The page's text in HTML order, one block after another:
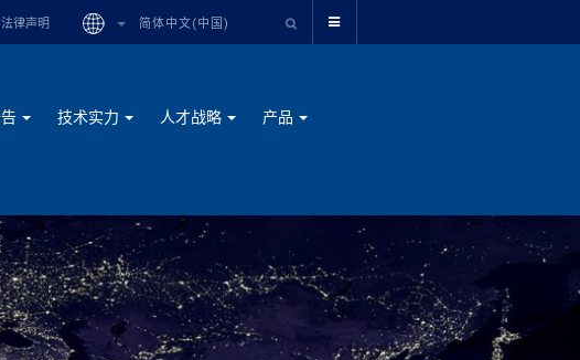
简体中文(中国)
法律声明
技术实力 人才战略 产品